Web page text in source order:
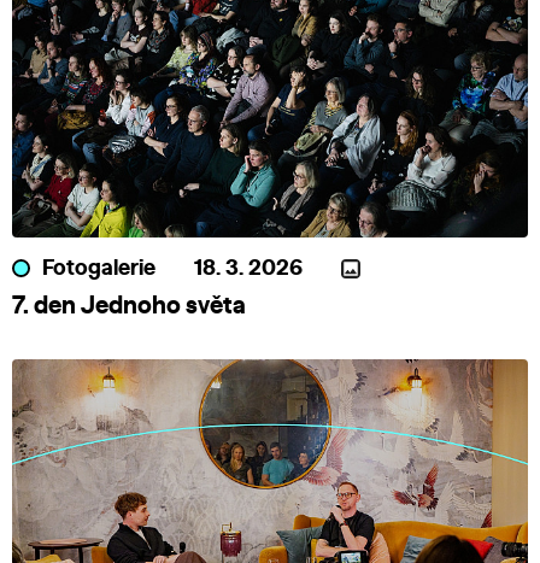
Fotogalerie 18. 3. 2026
7. den Jednoho světa